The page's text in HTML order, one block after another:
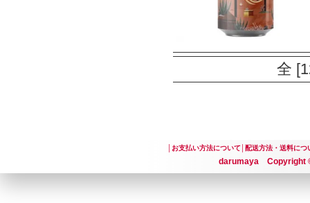
全
お支払い方法について│ 配送方法・送料につ
darumaya Copyright